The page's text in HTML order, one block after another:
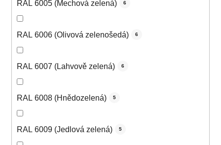
RAL 6005 (Mechová zelená) 6
RAL 6006 (Olivová zelenošedá) 6
RAL 6007 (Lahvově zelená) 6
RAL 6008 (Hnědozelená) 5
RAL 6009 (Jedlová zelená) 5